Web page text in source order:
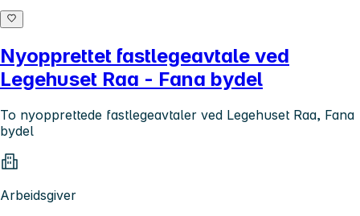
Nyopprettet fastlegeavtale ved
Legehuset Raa - Fana bydel
To nyopprettede fastlegeavtaler ved Legehuset Raa, Fana
bydel
Arbeidsgiver